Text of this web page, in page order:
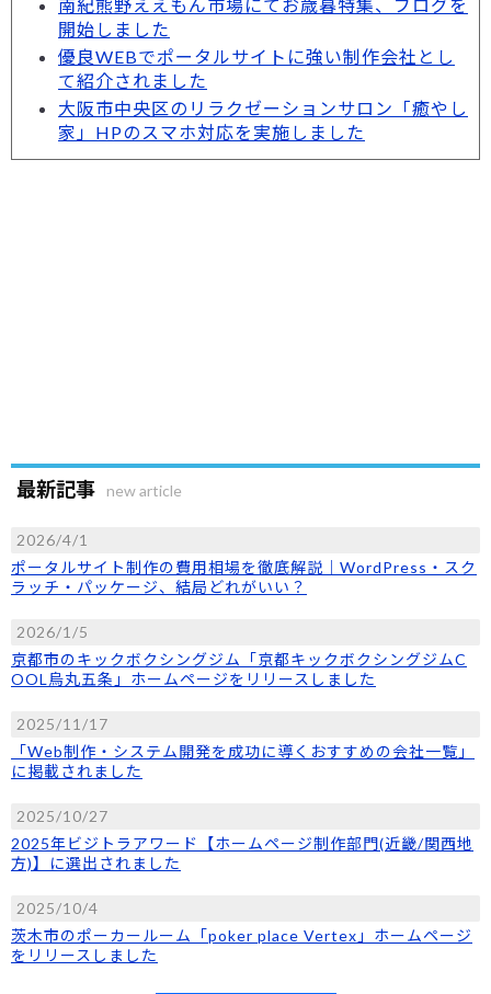
南紀熊野ええもん市場にてお歳暮特集、ブログを
開始しました
優良WEBでポータルサイトに強い制作会社とし
て紹介されました
大阪市中央区のリラクゼーションサロン「癒やし
家」HPのスマホ対応を実施しました
最新記事 new article
2026/4/1
ポータルサイト制作の費用相場を徹底解説｜WordPress・スク
ラッチ・パッケージ、結局どれがいい？
2026/1/5
京都市のキックボクシングジム「京都キックボクシングジムC
OOL烏丸五条」ホームページをリリースしました
2025/11/17
「Web制作・システム開発を成功に導くおすすめの会社一覧」
に掲載されました
2025/10/27
2025年ビジトラアワード【ホームページ制作部門(近畿/関西地
方)】に選出されました
2025/10/4
茨木市のポーカールーム「poker place Vertex」ホームページ
をリリースしました